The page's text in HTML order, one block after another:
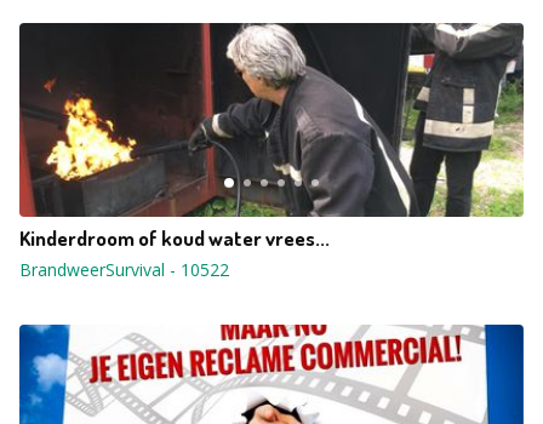
Kinderdroom of koud water vrees...
BrandweerSurvival - 10522